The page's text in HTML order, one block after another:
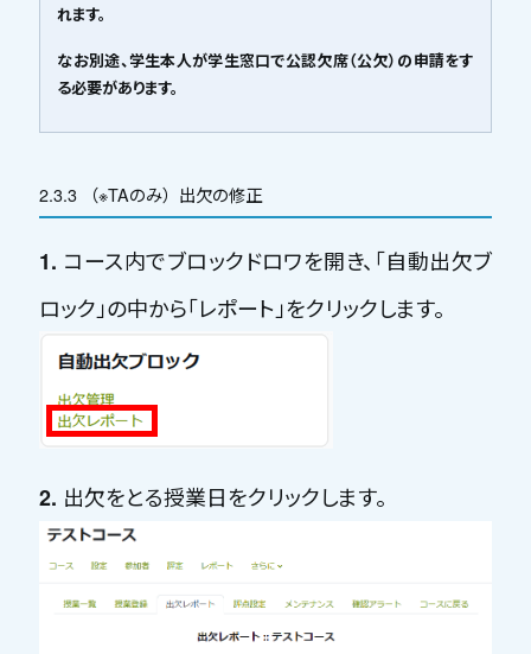
れます。
なお別途、学生本人が学生窓口で公認欠席（公欠）の申請をす
る必要があります。
2.3.3 （※TAのみ）出欠の修正
1. コース内でブロックドロワを開き、「自動出欠ブ
ロック」の中から「レポート」をクリックします。
2. 出欠をとる授業日をクリックします。